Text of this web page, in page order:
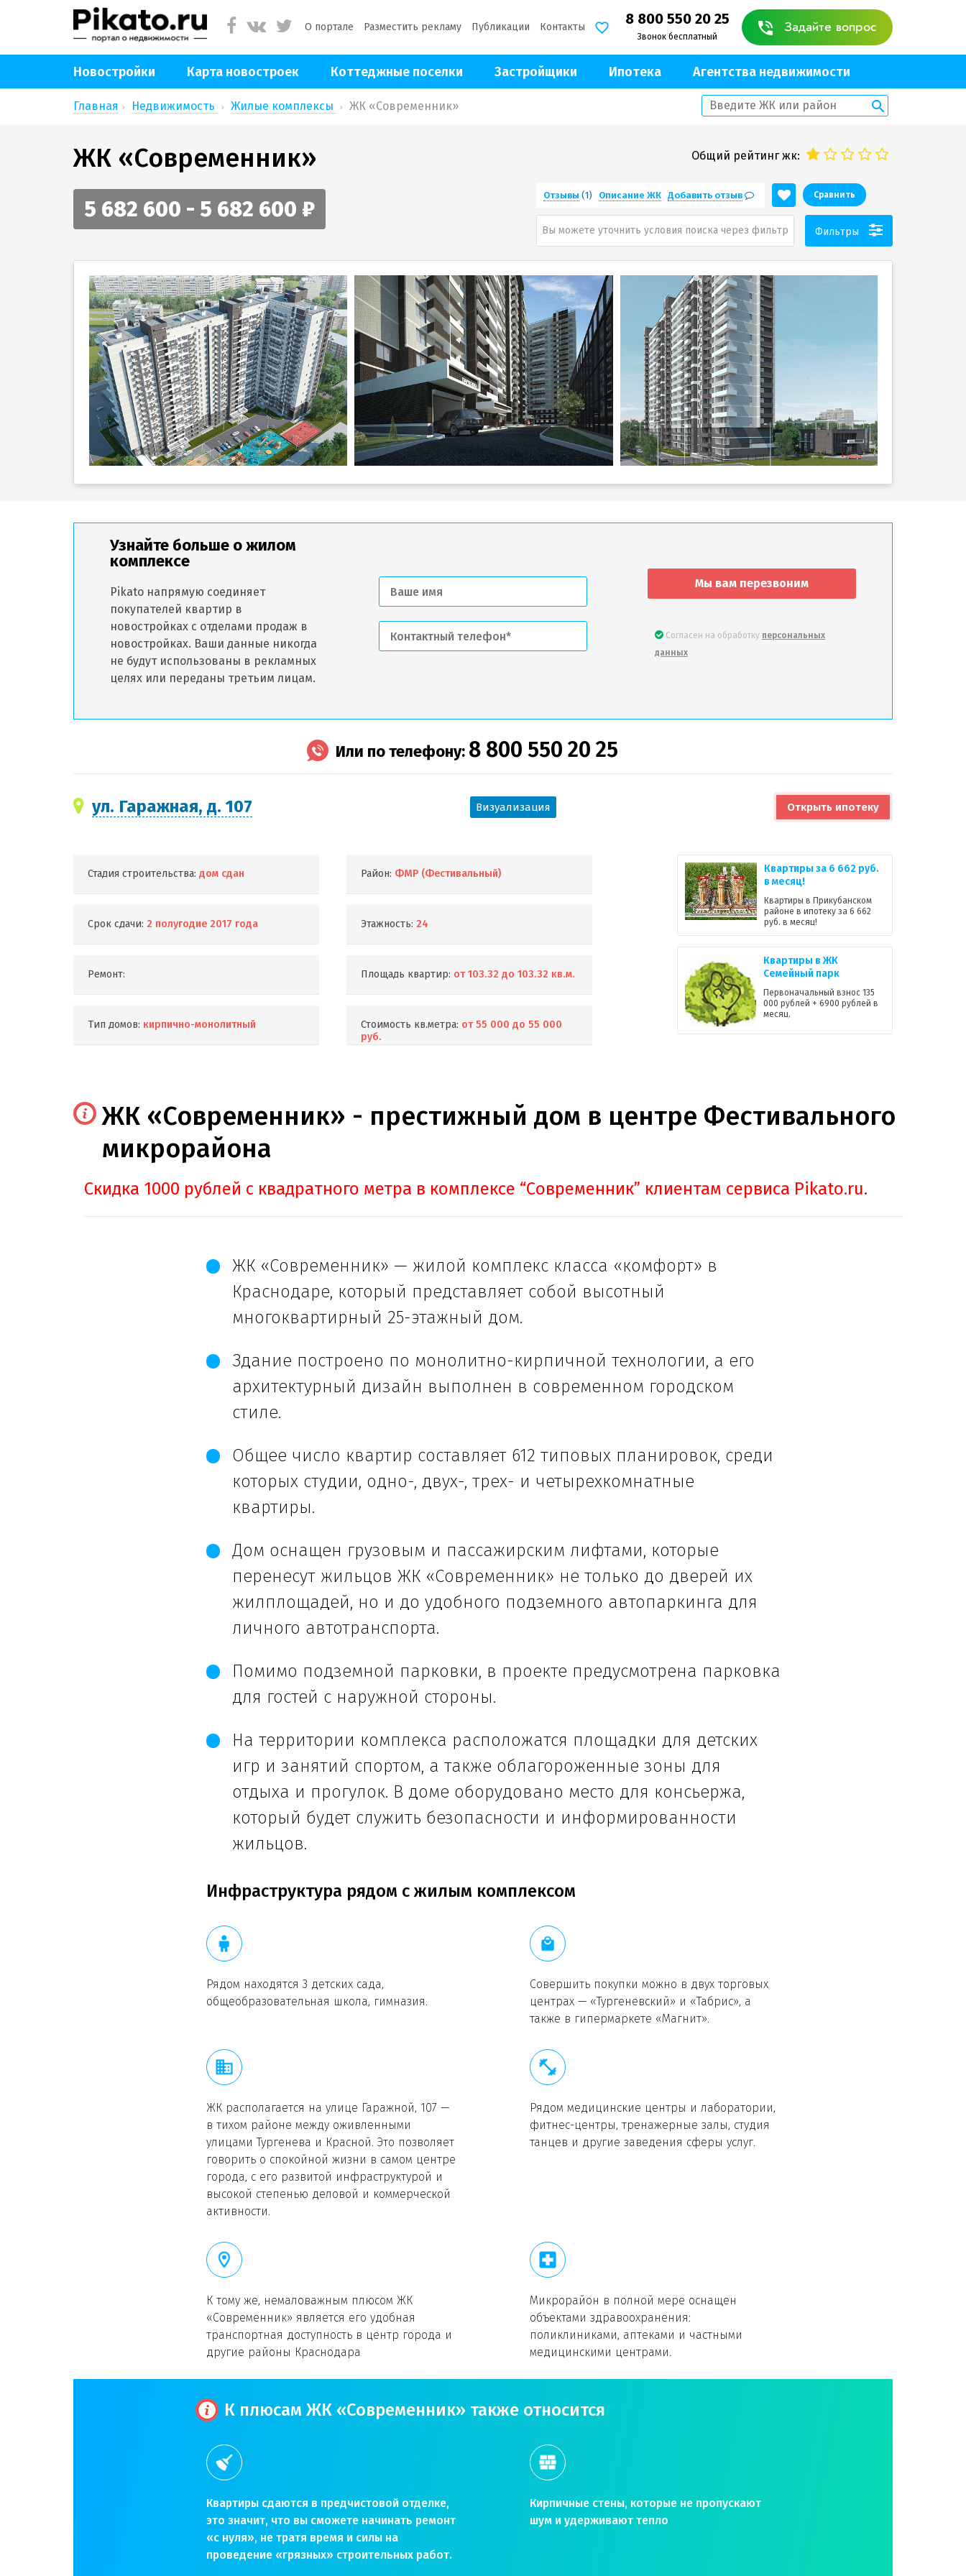
О портале Разместить рекламу Публикации Контакты 8 800 550 20 25
Звонок бесплатный
Задайте вопрос
Новостройки Карта новостроек Коттеджные поселки Застройщики Ипотека Агентства недвижимости
Главная Недвижимость Жилые комплексы ЖК «Современник»
ЖК «Современник»
5 682 600 - 5 682 600 ₽
Общий рейтинг жк:
Отзывы (1) Описание ЖК Добавить отзыв Сравнить
Вы можете уточнить условия поиска через фильтр Фильтры
Узнайте больше о жилом
комплексе
Pikato напрямую соединяет
покупателей квартир в
новостройках с отделами продаж в
новостройках. Ваши данные никогда
не будут использованы в рекламных
целях или переданы третьим лицам.
Мы вам перезвоним
Согласен на обработку персональных
данных
Или по телефону: 8 800 550 20 25
ул. Гаражная, д. 107 Визуализация Открыть ипотеку
Стадия строительства: дом сдан
Срок сдачи: 2 полугодие 2017 года
Ремонт:
Тип домов: кирпично-монолитный
Район: ФМР (Фестивальный)
Этажность: 24
Площадь квартир: от 103.32 до 103.32 кв.м.
Стоимость кв.метра: от 55 000 до 55 000
руб.
Квартиры за 6 662 руб.
в месяц!
Квартиры в Прикубанском
районе в ипотеку за 6 662
руб. в месяц!
Квартиры в ЖК
Семейный парк
Первоначальный взнос 135
000 рублей + 6900 рублей в
месяц.
ЖК «Современник» - престижный дом в центре Фестивального
микрорайона
Скидка 1000 рублей с квадратного метра в комплексе “Современник” клиентам сервиса Pikato.ru.
ЖК «Современник» — жилой комплекс класса «комфорт» в
Краснодаре, который представляет собой высотный
многоквартирный 25-этажный дом.
Здание построено по монолитно-кирпичной технологии, а его
архитектурный дизайн выполнен в современном городском
стиле.
Общее число квартир составляет 612 типовых планировок, среди
которых студии, одно-, двух-, трех- и четырехкомнатные
квартиры.
Дом оснащен грузовым и пассажирским лифтами, которые
перенесут жильцов ЖК «Современник» не только до дверей их
жилплощадей, но и до удобного подземного автопаркинга для
личного автотранспорта.
Помимо подземной парковки, в проекте предусмотрена парковка
для гостей с наружной стороны.
На территории комплекса расположатся площадки для детских
игр и занятий спортом, а также облагороженные зоны для
отдыха и прогулок. В доме оборудовано место для консьержа,
который будет служить безопасности и информированности
жильцов.
Инфраструктура рядом с жилым комплексом
Рядом находятся 3 детских сада,
общеобразовательная школа, гимназия.
Совершить покупки можно в двух торговых
центрах — «Тургеневский» и «Табрис», а
также в гипермаркете «Магнит».
ЖК располагается на улице Гаражной, 107 —
в тихом районе между оживленными
улицами Тургенева и Красной. Это позволяет
говорить о спокойной жизни в самом центре
города, с его развитой инфраструктурой и
высокой степенью деловой и коммерческой
активности.
Рядом медицинские центры и лаборатории,
фитнес-центры, тренажерные залы, студия
танцев и другие заведения сферы услуг.
К тому же, немаловажным плюсом ЖК
«Современник» является его удобная
транспортная доступность в центр города и
другие районы Краснодара
Микрорайон в полной мере оснащен
объектами здравоохранения:
поликлиниками, аптеками и частными
медицинскими центрами.
К плюсам ЖК «Современник» также относится
Квартиры сдаются в предчистовой отделке,
это значит, что вы сможете начинать ремонт
«с нуля», не тратя время и силы на
проведение «грязных» строительных работ.
Кирпичные стены, которые не пропускают
шум и удерживают тепло